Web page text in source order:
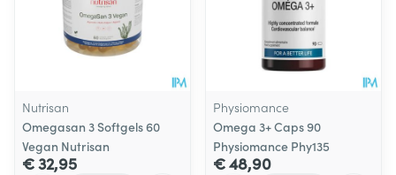
Nutrisan
Omegasan 3 Softgels 60
Vegan Nutrisan
€ 32,95
Physiomance
Omega 3+ Caps 90
Physiomance Phy135
€ 48,90